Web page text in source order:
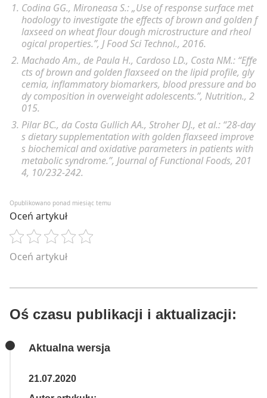
Codina GG., Mironeasa S.: „Use of response surface met
hodology to investigate the effects of brown and golden f
laxseed on wheat flour dough microstructure and rheol
ogical properties.”, J Food Sci Technol., 2016.
Machado Am., de Paula H., Cardoso LD., Costa NM.: “Effe
cts of brown and golden flaxseed on the lipid profile, gly
cemia, inflammatory biomarkers, blood pressure and bo
dy composition in overweight adolescents.”, Nutrition., 2
015.
Pilar BC., da Costa Gullich AA., Stroher DJ., et al.: “28-day
s dietary supplementation with golden flaxseed improve
s biochemical and oxidative parameters in patients with
metabolic syndrome.”, Journal of Functional Foods, 201
4, 10/232-242.
Opublikowano ponad miesiąc temu
Oceń artykuł
Oceń artykuł
Oś czasu publikacji i aktualizacji:
Aktualna wersja
21.07.2020